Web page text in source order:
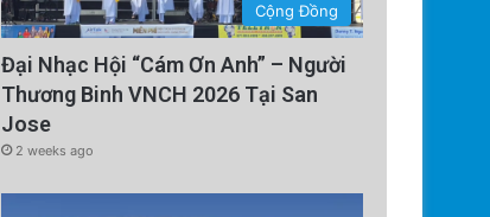
Cộng Đồng
Đại Nhạc Hội “Cám Ơn Anh” – Người
Thương Binh VNCH 2026 Tại San
Jose
2 weeks ago